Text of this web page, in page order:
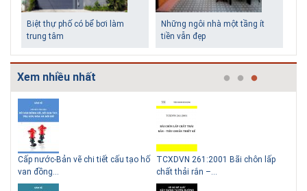
Biệt thự phố có bể bơi làm
trung tâm
Những ngôi nhà một tầng ít
tiền vẫn đẹp
Lý do nên sử dụng gạch block
để xây nhà
Thiết kế nhà siêu nhỏ độc đáo
Xem nhiều nhất
Cấp nước-Bản vẽ chi tiết cấu tạo hố
van đồng...
TCXDVN 261:2001 Bãi chôn lấp
chất thải rắn –...